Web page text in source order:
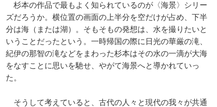
杉本の作品で最もよく知られているのが〈海景〉シリー
ズだろうか。横位置の画面の上半分を空だけが占め、下半
分は海（または湖）。そもそもの発想は、水を撮りたいと
いうことだったという。一時帰国の際に日光の華厳の滝、
紀伊の那智の滝などをまわった杉本はその水の一滴が大海
をなすことに思いを馳せ、やがて海景へと導かれていっ
た。
そうして考えていると、古代の人々と現代の我々が共通